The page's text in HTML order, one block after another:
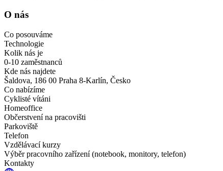
O nás
Co posouváme
Technologie
Kolik nás je
0-10 zaměstnanců
Kde nás najdete
Šaldova, 186 00 Praha 8-Karlín, Česko
Co nabízíme
Cyklisté vítáni
Homeoffice
Občerstvení na pracovišti
Parkoviště
Telefon
Vzdělávací kurzy
Výběr pracovního zařízení (notebook, monitory, telefon)
Kontakty